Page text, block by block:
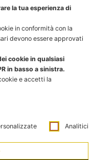
con accesso da via
2
alle 12:00
la tua esperienza di
in conformità con la
devono essere approvati
cookie in qualsiasi
in basso a sinistra.
e accetti la
Analitici